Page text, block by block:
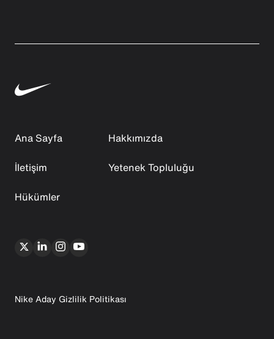
Ana Sayfa
Hakkımızda
İletişim
Yetenek Topluluğu
Hükümler
Nike Aday Gizlilik Politikası